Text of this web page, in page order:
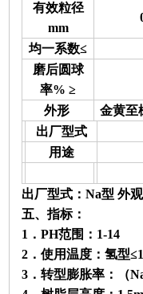
有效粒径
mm
均一系数≤
磨后圆球
率% ≥
外形
金黄至
出厂型式
用途
出厂型式：Na型 外
五、指标：
1．PH范围：1-14
2．使用温度：氢型≤
3．转型膨胀率：（